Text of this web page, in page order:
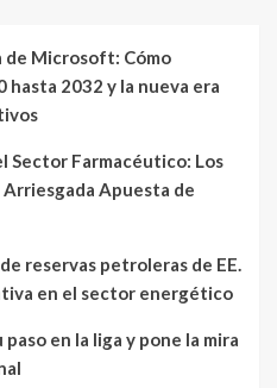
de Microsoft: Cómo
2032 y la nueva era
Sector Farmacéutico: Los
Apuesta de
reservas petroleras de EE.
en el sector energético
en la liga y pone la mira